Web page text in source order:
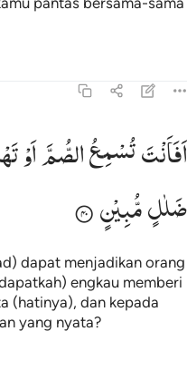
افانت تسمع الصم او تهدي
أَفَأَنتَ تُسْمِعُ ٱلصُّمَّ أَوْ تَهْدِى
اَفَاَنْتَتُسْمِعُالصُّمَّاَوْ
ضَلٰلٍمُّبِیْنٍ
dapat menjadikan orang
engkau memberi
(hatinya), dan kepada
yang nyata?